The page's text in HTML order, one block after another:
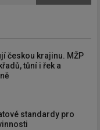
českou krajinu. MŽP
tůní i řek a
standardy pro